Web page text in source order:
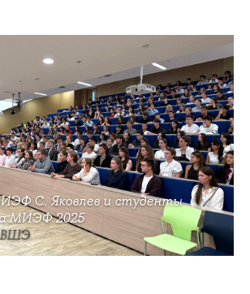
С. Яковлев и студенты
МИЭФ 2025